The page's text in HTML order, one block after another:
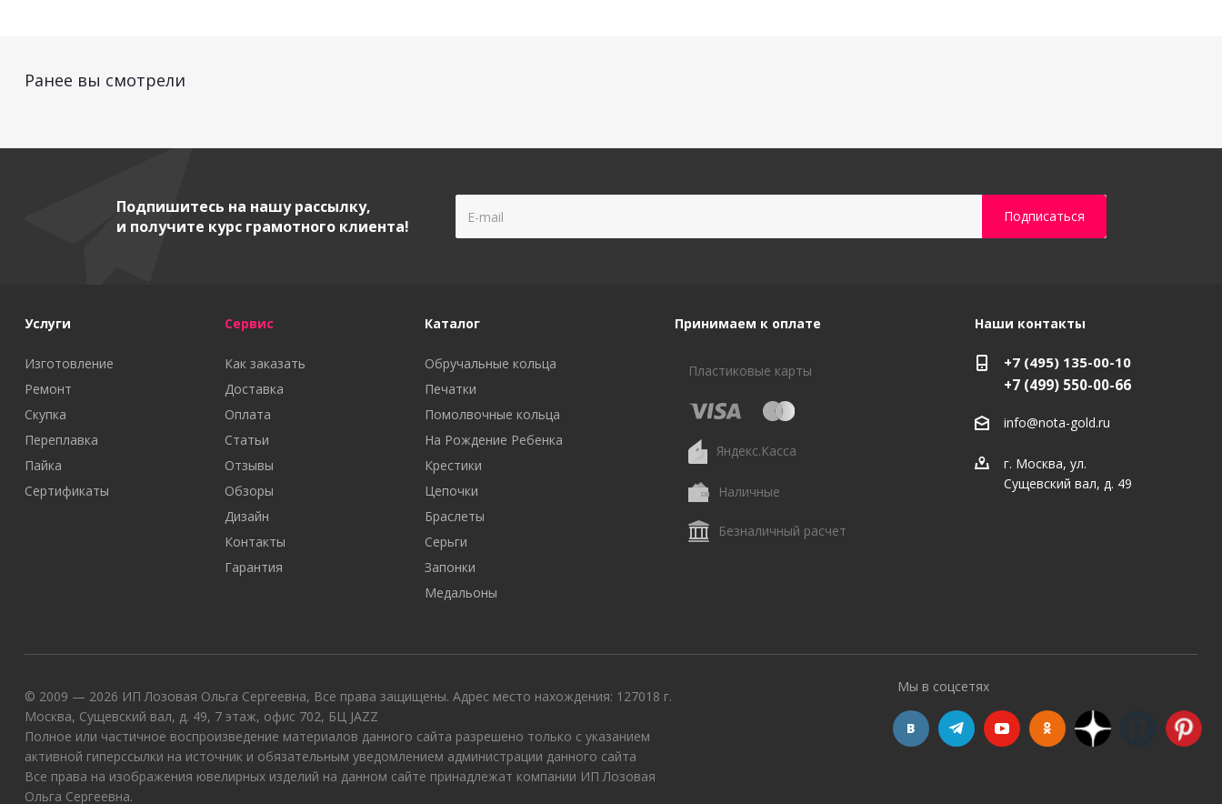
Ранее вы смотрели
Подпишитесь на нашу рассылку,
и получите курс грамотного клиента!
Услуги
Изготовление
Ремонт
Скупка
Переплавка
Пайка
Сертификаты
Сервис
Как заказать
Доставка
Оплата
Статьи
Отзывы
Обзоры
Дизайн
Контакты
Гарантия
Каталог
Обручальные кольца
Печатки
Помолвочные кольца
На Рождение Ребенка
Крестики
Цепочки
Браслеты
Серьги
Запонки
Медальоны
Принимаем к оплате
Пластиковые карты
Яндекс.Касса
Наличные
Безналичный расчет
Наши контакты
+7 (495) 135-00-10
+7 (499) 550-00-66
info@nota-gold.ru
г. Москва, ул.
Сущевский вал, д. 49
© 2009 — 2026 ИП Лозовая Ольга Сергеевна, Все права защищены. Адрес место нахождения: 127018 г.
Москва, Сущевский вал, д. 49, 7 этаж, офис 702, БЦ JAZZ
Полное или частичное воспроизведение материалов данного сайта разрешено только с указанием
активной гиперссылки на источник и обязательным уведомлением администрации данного сайта
Все права на изображения ювелирных изделий на данном сайте принадлежат компании ИП Лозовая
Ольга Сергеевна.
Мы в соцсетях